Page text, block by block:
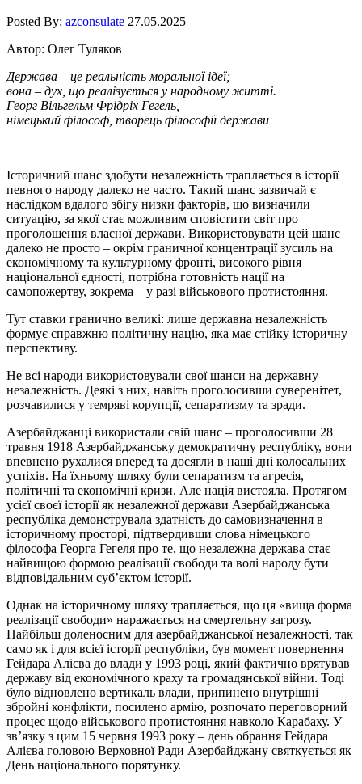
Posted By: azconsulate 27.05.2025
Автор: Олег Туляков
Держава – це реальність моральної ідеї;
вона – дух, що реалізується у народному житті.
Георг Вільгельм Фрідріх Гегель,
німецький філософ, творець філософії держави
Історичний шанс здобути незалежність трапляється в історії
певного народу далеко не часто. Такий шанс зазвичай є
наслідком вдалого збігу низки факторів, що визначили
ситуацію, за якої стає можливим сповістити світ про
проголошення власної держави. Використовувати цей шанс
далеко не просто – окрім граничної концентрації зусиль на
економічному та культурному фронті, високого рівня
національної єдності, потрібна готовність нації на
самопожертву, зокрема – у разі військового протистояння.
Тут ставки гранично великі: лише державна незалежність
формує справжню політичну націю, яка має стійку історичну
перспективу.
Не всі народи використовували свої шанси на державну
незалежність. Деякі з них, навіть проголосивши суверенітет,
розчавилися у темряві корупції, сепаратизму та зради.
Азербайджанці використали свій шанс – проголосивши 28
травня 1918 Азербайджанську демократичну республіку, вони
впевнено рухалися вперед та досягли в наші дні колосальних
успіхів. На їхньому шляху були сепаратизм та агресія,
політичні та економічні кризи. Але нація вистояла. Протягом
усієї своєї історії як незалежної держави Азербайджанська
республіка демонструвала здатність до самовизначення в
історичному просторі, підтвердивши слова німецького
філософа Георга Гегеля про те, що незалежна держава стає
найвищою формою реалізації свободи та волі народу бути
відповідальним суб’єктом історії.
Однак на історичному шляху трапляється, що ця «вища форма
реалізації свободи» наражається на смертельну загрозу.
Найбільш доленосним для азербайджанської незалежності, так
само як і для всієї історії республіки, був момент повернення
Гейдара Алієва до влади у 1993 році, який фактично врятував
державу від економічного краху та громадянської війни. Тоді
було відновлено вертикаль влади, припинено внутрішні
збройні конфлікти, посилено армію, розпочато переговорний
процес щодо військового протистояння навколо Карабаху. У
зв’язку з цим 15 червня 1993 року – день обрання Гейдара
Алієва головою Верховної Ради Азербайджану святкується як
День національного порятунку.